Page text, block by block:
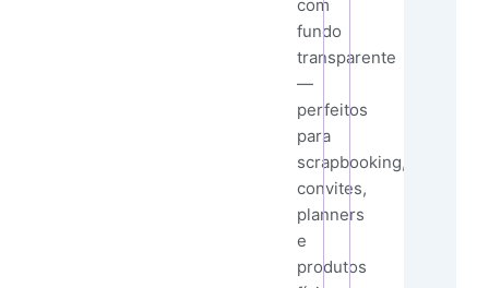
com
fundo
transparente
—
perfeitos
para
scrapbooking,
convites,
planners
e
produtos